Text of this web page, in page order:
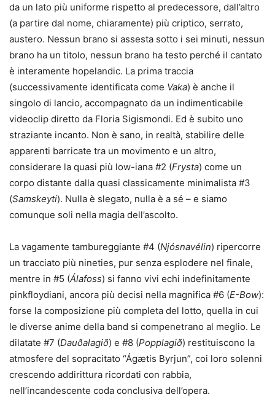
da un lato più uniforme rispetto al predecessore, dall’altro
(a partire dal nome, chiaramente) più criptico, serrato,
austero. Nessun brano si assesta sotto i sei minuti, nessun
brano ha un titolo, nessun brano ha testo perché il cantato
è interamente hopelandic. La prima traccia
(successivamente identificata come Vaka) è anche il
singolo di lancio, accompagnato da un indimenticabile
videoclip diretto da Floria Sigismondi. Ed è subito uno
straziante incanto. Non è sano, in realtà, stabilire delle
apparenti barricate tra un movimento e un altro,
considerare la quasi più low-iana #2 (Frysta) come un
corpo distante dalla quasi classicamente minimalista #3
(Samskeyti). Nulla è slegato, nulla è a sé – e siamo
comunque soli nella magia dell’ascolto.
La vagamente tambureggiante #4 (Njósnavélin) ripercorre
un tracciato più nineties, pur senza esplodere nel finale,
mentre in #5 (Álafoss) si fanno vivi echi indefinitamente
pinkfloydiani, ancora più decisi nella magnifica #6 (E-Bow):
forse la composizione più completa del lotto, quella in cui
le diverse anime della band si compenetrano al meglio. Le
dilatate #7 (Dauðalagið) e #8 (Popplagið) restituiscono la
atmosfere del sopracitato “Ágætis Byrjun”, coi loro solenni
crescendo addirittura ricordati con rabbia,
nell’incandescente coda conclusiva dell’opera.